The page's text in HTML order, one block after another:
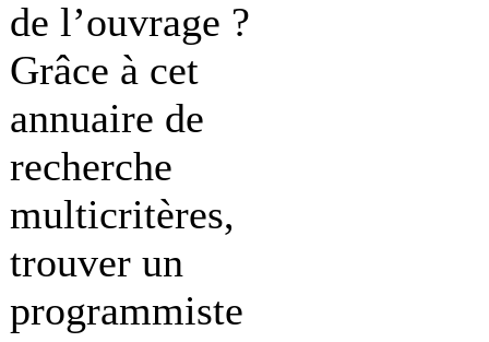
de l’ouvrage ?
Grâce à cet
annuaire de
recherche
multicritères,
trouver un
programmiste